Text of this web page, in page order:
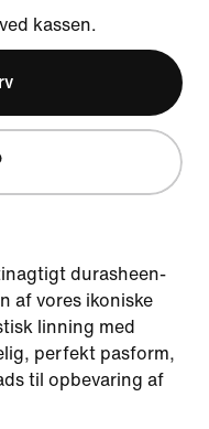
kassen.
durasheen-
af vores ikoniske
linning med
perfekt pasform,
til opbevaring af